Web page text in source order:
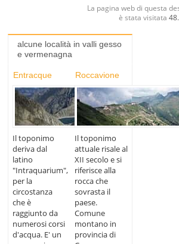
La pagina web di questa
è stata visitata
alcune località in valli gesso
e vermenagna
Entracque
Il toponimo
deriva dal
latino
"Intraquarium",
per la
circostanza
che è
raggiunto da
numerosi corsi
d'acqua. E' un
Roccavione
Il toponimo
attuale risale al
XII secolo e si
riferisce alla
rocca che
sovrasta il
paese.
Comune
montano in
provincia di